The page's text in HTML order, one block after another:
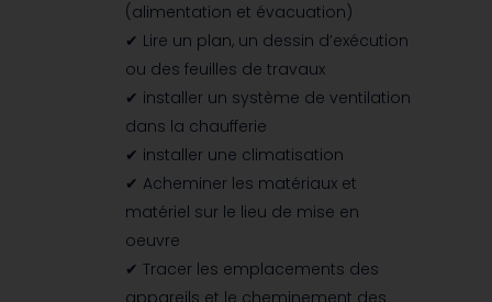
(alimentation et évacuation)
✔ Lire un plan, un dessin d’exécution
ou des feuilles de travaux
✔ installer un système de ventilation
dans la chaufferie
✔ installer une climatisation
✔ Acheminer les matériaux et
matériel sur le lieu de mise en
oeuvre
✔ Tracer les emplacements des
appareils et le cheminement des